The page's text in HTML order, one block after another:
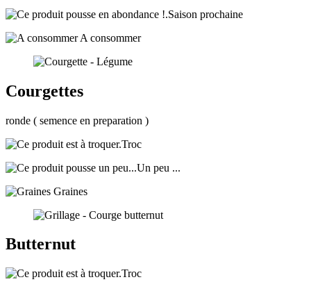
Saison prochaine
A consommer
Courgettes
ronde ( semence en preparation )
Troc
Un peu ...
Graines
Butternut
Troc